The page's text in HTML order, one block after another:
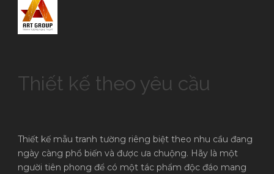
Thiết kế theo yêu cầu
Thiết kế mẫu tranh tường riêng biệt theo nhu cầu đang
ngày càng phổ biến và được ưa chuộng. Hãy là một
người tiên phong để có một tác phẩm độc đáo mang